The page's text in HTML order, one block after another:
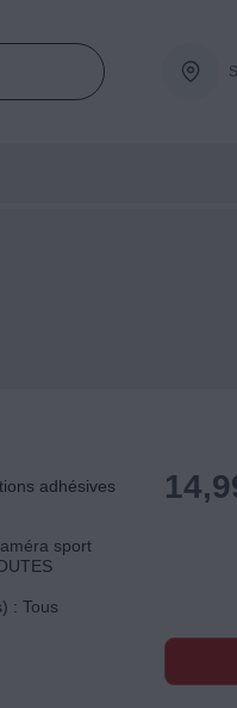
adhésives
sport
: Tous